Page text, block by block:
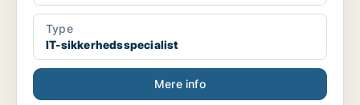
Type
IT-sikkerhedsspecialist
Mere info